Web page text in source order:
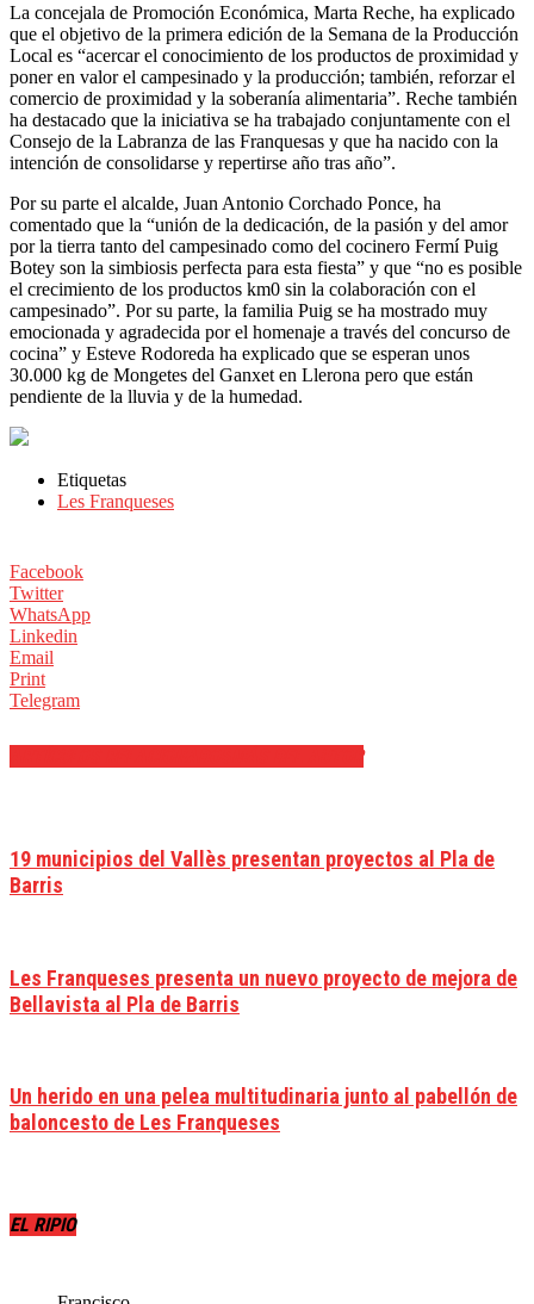
La concejala de Promoción Económica, Marta Reche, ha explicado
que el objetivo de la primera edición de la Semana de la Producción
Local es “acercar el conocimiento de los productos de proximidad y
poner en valor el campesinado y la producción; también, reforzar el
comercio de proximidad y la soberanía alimentaria”. Reche también
ha destacado que la iniciativa se ha trabajado conjuntamente con el
Consejo de la Labranza de las Franquesas y que ha nacido con la
intención de consolidarse y repertirse año tras año”.
Por su parte el alcalde, Juan Antonio Corchado Ponce, ha
comentado que la “unión de la dedicación, de la pasión y del amor
por la tierra tanto del campesinado como del cocinero Fermí Puig
Botey son la simbiosis perfecta para esta fiesta” y que “no es posible
el crecimiento de los productos km0 sin la colaboración con el
campesinado”. Por su parte, la familia Puig se ha mostrado muy
emocionada y agradecida por el homenaje a través del concurso de
cocina” y Esteve Rodoreda ha explicado que se esperan unos
30.000 kg de Mongetes del Ganxet en Llerona pero que están
pendiente de la lluvia y de la humedad.
Etiquetas
Les Franqueses
Facebook
Twitter
WhatsApp
Linkedin
Email
Print
Telegram
19 municipios del Vallès presentan proyectos al Pla de
Barris
Les Franqueses presenta un nuevo proyecto de mejora de
Bellavista al Pla de Barris
Un herido en una pelea multitudinaria junto al pabellón de
baloncesto de Les Franqueses
EL RIPIO